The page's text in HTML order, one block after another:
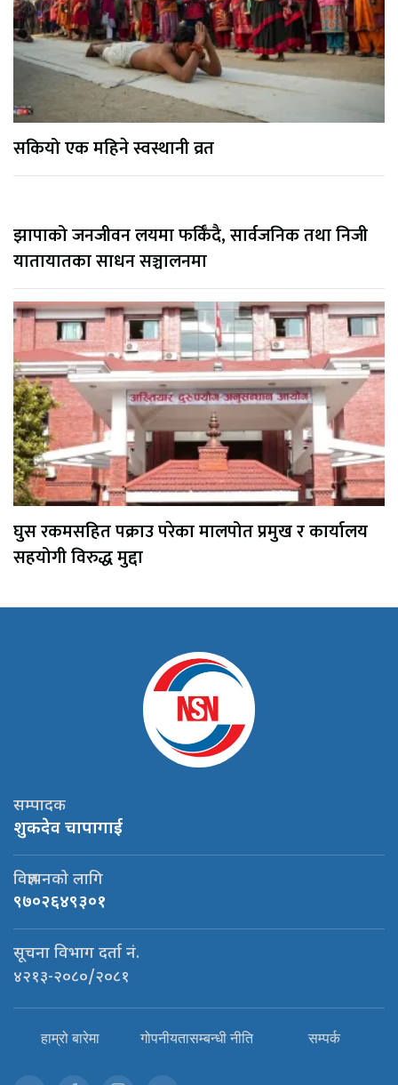
सकियो एक महिने स्वस्थानी व्रत
झापाको जनजीवन लयमा फर्किँदै, सार्वजनिक तथा निजी
यातायातका साधन सञ्चालनमा
घुस रकमसहित पक्राउ परेका मालपोत प्रमुख र कार्यालय
सहयोगी विरुद्ध मुद्दा
सम्पादक
शुकदेव चापागाई
विज्ञापनको लागि
९७०२६४९३०१
सूचना विभाग दर्ता नं.
४२१३-२०८०/२०८१
हाम्रो बारेमा गोपनीयतासम्बन्धी नीति सम्पर्क